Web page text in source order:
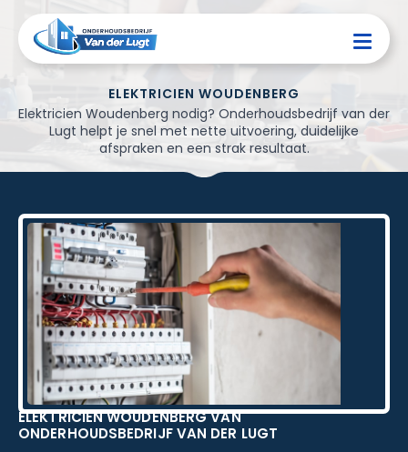
ELEKTRICIEN WOUDENBERG
Elektricien Woudenberg nodig? Onderhoudsbedrijf van der
Lugt helpt je snel met nette uitvoering, duidelijke
afspraken en een strak resultaat.
ELEKTRICIEN WOUDENBERG VAN
ONDERHOUDSBEDRIJF VAN DER LUGT